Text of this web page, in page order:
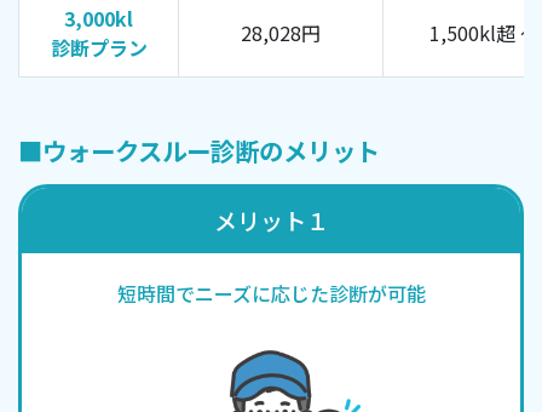
3,000kl
診断プラン
28,028円 1,500kl超
■ウォークスルー診断のメリット
メリット１
短時間でニーズに応じた診断が可能